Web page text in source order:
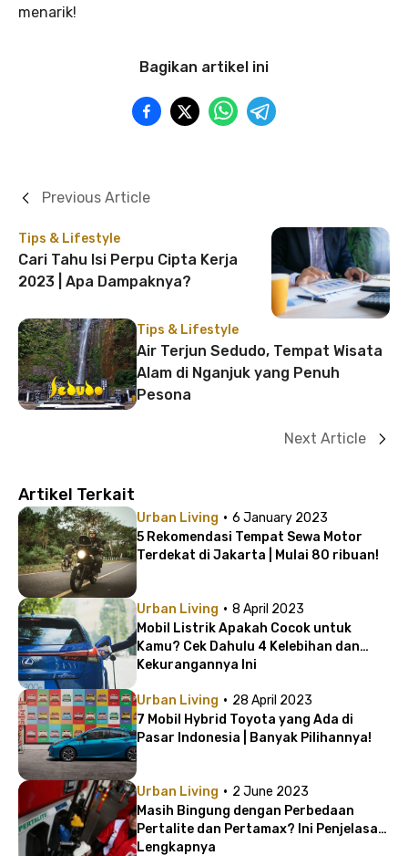
menarik!
Bagikan artikel ini
Tips & Lifestyle
Cari Tahu Isi Perpu Cipta Kerja
2023 | Apa Dampaknya?
Previous Article
Tips & Lifestyle
Air Terjun Sedudo, Tempat Wisata
Alam di Nganjuk yang Penuh
Pesona
Next Article
Artikel Terkait
Urban Living · 6 January 2023
5 Rekomendasi Tempat Sewa Motor
Terdekat di Jakarta | Mulai 80 ribuan!
Urban Living · 8 April 2023
Mobil Listrik Apakah Cocok untuk
Kamu? Cek Dahulu 4 Kelebihan dan
Kekurangannya Ini
Urban Living · 28 April 2023
7 Mobil Hybrid Toyota yang Ada di
Pasar Indonesia | Banyak Pilihannya!
Urban Living · 2 June 2023
Masih Bingung dengan Perbedaan
Pertalite dan Pertamax? Ini Penjelasan
Lengkapnya